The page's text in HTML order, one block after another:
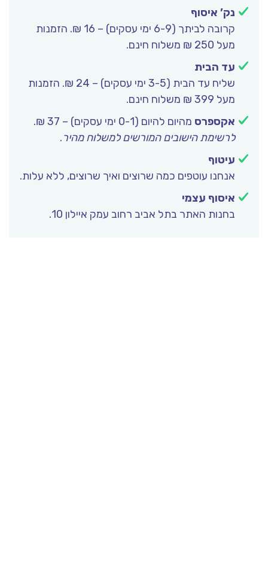
נק’ איסוף
קרובה לביתך (6-9 ימי עסקים) – 16 ₪. הזמנות
מעל 250 ₪ משלוח חינם.
עד הבית
שליח עד הבית (3-5 ימי עסקים) – 24 ₪. הזמנות
מעל 399 ₪ משלוח חינם.
אקספרס מהיום להיום (0-1 ימי עסקים) – 37 ₪.
לרשימת הישובים המורשים למשלוח מהיר.
עיטוף
אנחנו עוטפים כמה שרוצים ואיך שרוצים, ללא עלות.
איסוף עצמי
בחנות האתר בתל אביב רחוב עמק איילון 10.